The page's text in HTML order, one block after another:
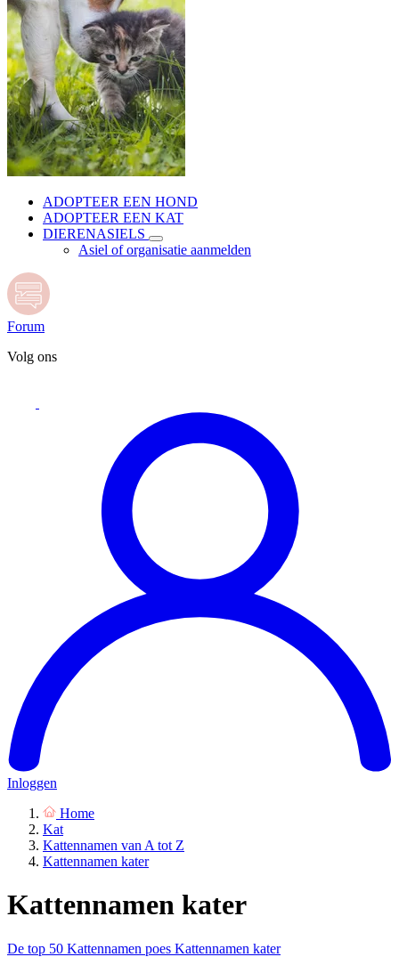
ADOPTEER EEN HOND
ADOPTEER EEN KAT
DIERENASIELS
Asiel of organisatie aanmelden
Forum
Volg ons
Inloggen
Home
Kat
Kattennamen van A tot Z
Kattennamen kater
Kattennamen kater
De top 50 Kattennamen poes Kattennamen kater